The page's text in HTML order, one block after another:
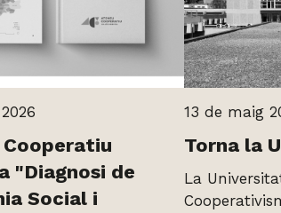
Cooperatiu
"Diagnosi de
Social i
13 de maig
Torna la
La